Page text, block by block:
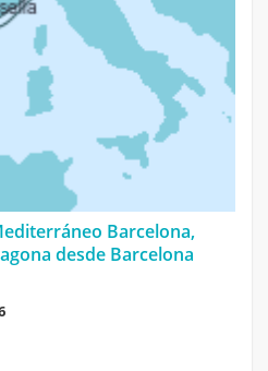
Barcelona,
desde Barcelona